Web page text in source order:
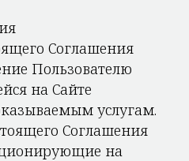
Соглашения
Пользователю
на Сайте
услугам.
Соглашения
на